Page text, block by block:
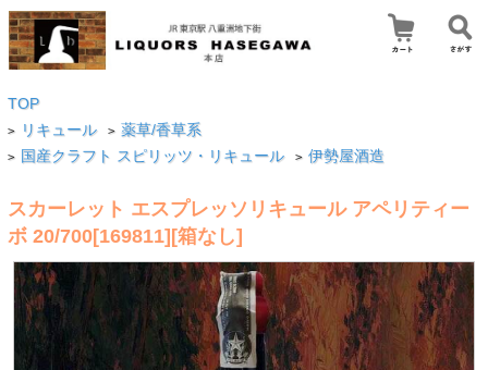
TOP
> リキュール > 薬草/香草系
> 国産クラフト スピリッツ・リキュール > 伊勢屋酒造
スカーレット エスプレッソリキュール アペリティー
ボ 20/700[169811][箱なし]